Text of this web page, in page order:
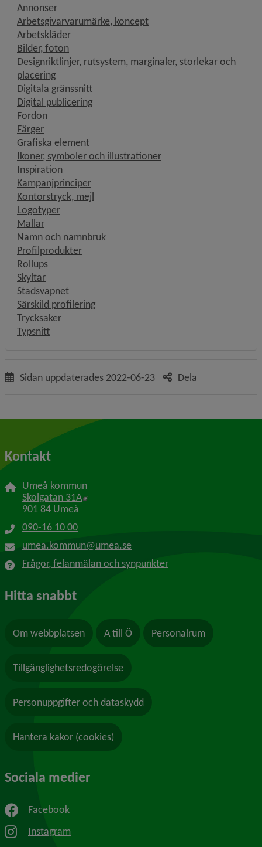
Annonser
Arbetsgivarvarumärke, koncept
Arbetskläder
Bilder, foton
Designriktlinjer, rutsystem, marginaler, storlekar och
placering
Digitala gränssnitt
Digital publicering
Fordon
Färger
Grafiska element
Ikoner, symboler och illustrationer
Inspiration
Kampanjprinciper
Kontorstryck, mejl
Logotyper
Mallar
Namn och namnbruk
Profilprodukter
Rollups
Skyltar
Stadsvapnet
Särskild profilering
Trycksaker
Typsnitt
Sidan uppdaterades 2022-06-23 Dela
Kontakt
Umeå kommun
Skolgatan 31A Länk till annan webbplats, öppnas i nytt
901 84 Umeå
090-16 10 00
umea.kommun@umea.se
Frågor, felanmälan och synpunkter
Hitta snabbt
Om webbplatsen A till Ö Personalrum
Tillgänglighetsredogörelse
Personuppgifter och dataskydd
Hantera kakor (cookies)
Sociala medier
Facebook
Instagram